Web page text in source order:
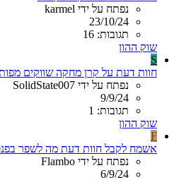
נפתח על ידי karmel
23/10/24
תגובות: 16
שוק ההון
S
חוות דעת על קרן מחקה שווקים
נפתח על ידי SolidState007
9/9/24
תגובות: 1
שוק ההון
F
אשמח לקבל חוות דעת מה לשפר
נפתח על ידי Flambo
6/9/24